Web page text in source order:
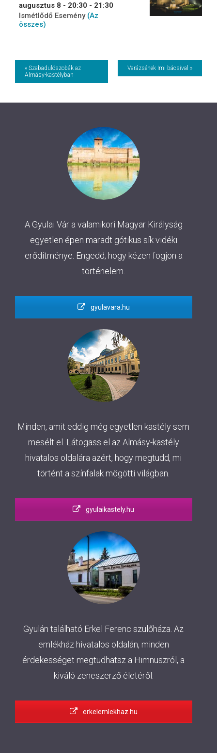
augusztus 8 - 20:30 - 21:30
Ismétlődő Esemény (Az
összes)
Event
Navigation
« Szabadulószobák az
Almásy-kastélyban
Varázsének Imi bácsival »
A Gyulai Vár a valamikori Magyar Királyság
egyetlen épen maradt gótikus sík vidéki
erődítménye. Engedd, hogy kézen fogjon a
történelem.
gyulavara.hu
Minden, amit eddig még egyetlen kastély sem
mesélt el. Látogass el az Almásy-kastély
hivatalos oldalára azért, hogy megtudd, mi
történt a színfalak mögötti világban.
gyulaikastely.hu
Gyulán található Erkel Ferenc szülőháza. Az
emlékház hivatalos oldalán, minden
érdekességet megtudhatsz a Himnuszról, a
kiváló zeneszerző életéről.
erkelemlekhaz.hu